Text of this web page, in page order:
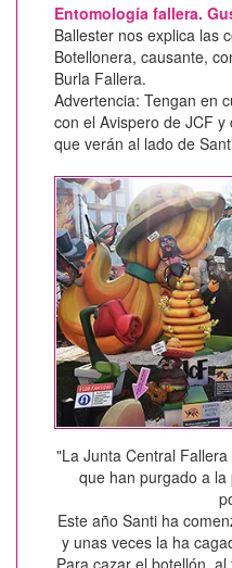
Entomología fallera.
Ballester nos explica las
Botellonera, causante,
Burla Fallera.
Advertencia: Tengan en
con el Avispero de JCF
que verán al lado de
"La Junta Central
que han purgado a la
Este año Santi ha
y unas veces la ha